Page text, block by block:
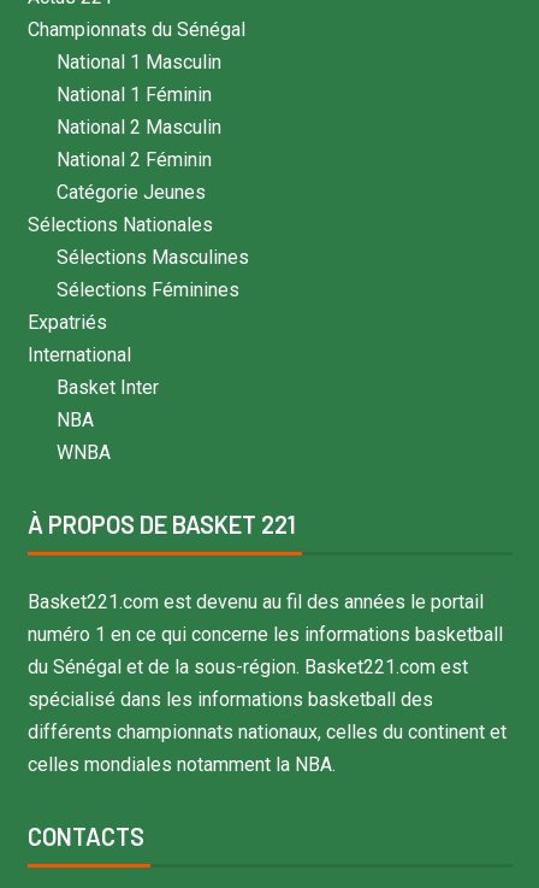
Championnats du Sénégal
National 1 Masculin
National 1 Féminin
National 2 Masculin
National 2 Féminin
Catégorie Jeunes
Sélections Nationales
Sélections Masculines
Sélections Féminines
Expatriés
International
Basket Inter
NBA
WNBA
À PROPOS DE BASKET 221
Basket221.com est devenu au fil des années le portail
numéro 1 en ce qui concerne les informations basketball
du Sénégal et de la sous-région. Basket221.com est
spécialisé dans les informations basketball des
différents championnats nationaux, celles du continent et
celles mondiales notamment la NBA.
CONTACTS